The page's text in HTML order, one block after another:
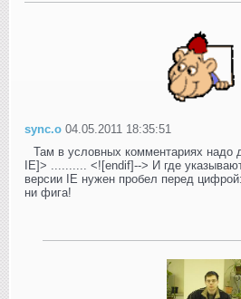
sync.o 04.05.2011 18:35:51
Там в условных комментариях надо
IE]> .......... <![endif]--> И где
версии IE нужен пробел перед
ни фига!